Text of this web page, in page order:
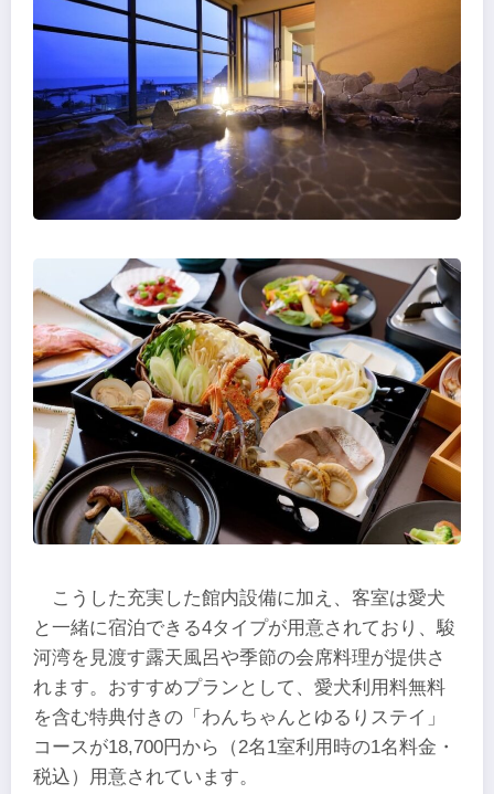
こうした充実した館内設備に加え、客室は愛犬
と一緒に宿泊できる4タイプが用意されており、駿
河湾を見渡す露天風呂や季節の会席料理が提供さ
れます。おすすめプランとして、愛犬利用料無料
を含む特典付きの「わんちゃんとゆるりステイ」
コースが18,700円から（2名1室利用時の1名料金・
税込）用意されています。